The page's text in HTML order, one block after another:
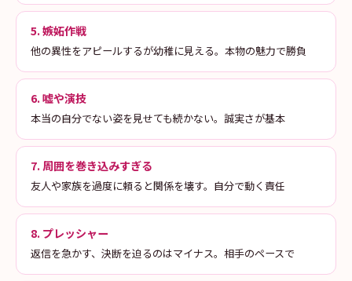
5. 嫉妬作戦
他の異性をアピールするが幼稚に見える。本物の魅力で勝負
6. 嘘や演技
本当の自分でない姿を見せても続かない。誠実さが基本
7. 周囲を巻き込みすぎる
友人や家族を過度に頼ると関係を壊す。自分で動く責任
8. プレッシャー
返信を急かす、決断を迫るのはマイナス。相手のペースで